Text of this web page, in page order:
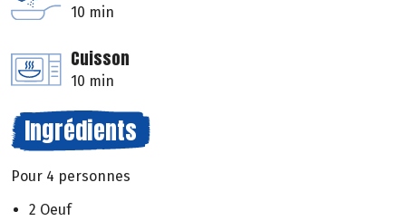
10 min
Cuisson
10 min
Ingrédients
Pour 4 personnes
2 Oeuf